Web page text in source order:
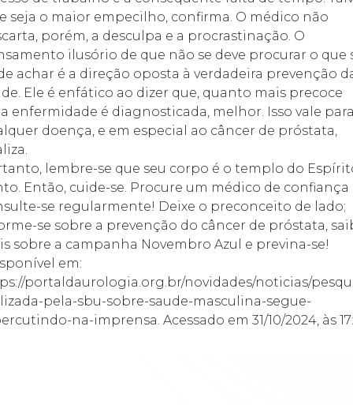
seja o maior empecilho, confirma. O médico não
porém, a desculpa e a procrastinação.  O
ilusório de que não se deve procurar o que
achar é a direção oposta à verdadeira prevenção
. Ele é enfático ao dizer que, quanto mais precoce
enfermidade é diagnosticada, melhor.  Isso vale
doença, e em especial ao câncer de próstata,
lembre-se que seu corpo é o templo do
Então, cuide-se. Procure um médico de confiança
se regularmente! Deixe o preconceito de lado;
se sobre a prevenção do câncer de próstata,
sobre a campanha  Novembro Azul
 e previna-se!
em:
portaldaurologia.org.br/novidades/noticias/
pela-sbu-sobre-saude-masculina-segue-
na-imprensa. Acessado em 31/10/2024, às